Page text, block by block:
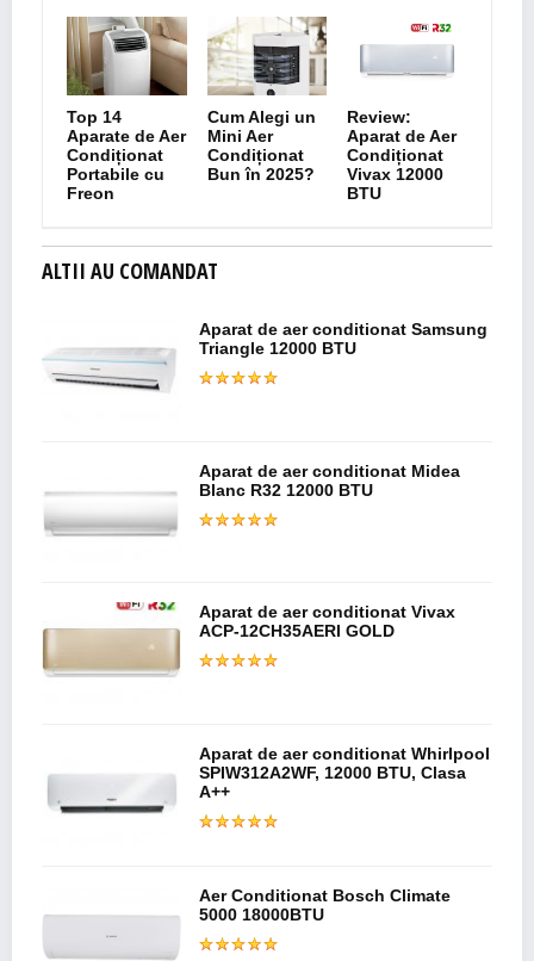
Top 14
Aparate de Aer
Condiționat
Portabile cu
Freon
Cum Alegi un
Mini Aer
Condiționat
Bun în 2025?
Review:
Aparat de Aer
Condiționat
Vivax 12000
BTU
ALTII AU COMANDAT
Aparat de aer conditionat Samsung
Triangle 12000 BTU
Aparat de aer conditionat Midea
Blanc R32 12000 BTU
Aparat de aer conditionat Vivax
ACP-12CH35AERI GOLD
Aparat de aer conditionat Whirlpool
SPIW312A2WF, 12000 BTU, Clasa
A++
Aer Conditionat Bosch Climate
5000 18000BTU